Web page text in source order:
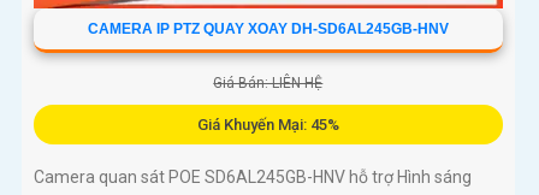
CAMERA IP PTZ QUAY XOAY DH-SD6AL245GB-HNV
Giá Bán: LIÊN HỆ
Giá Khuyến Mại: 45%
Camera quan sát POE SD6AL245GB-HNV hỗ trợ Hình sáng